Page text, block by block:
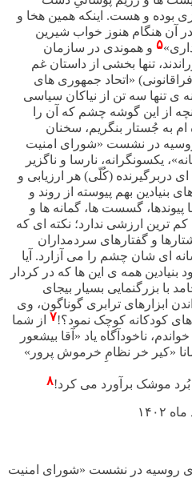
بوده و هست. اینکه همین هخا و
آن هنگام هنوز خواب شیرین
۵ و هموندی در سازمان
تنها بخشی از داستان غم
«اتحاد جمهوری های
ی تنها سه تن از نیاکان سیاسی
از این گوشه چشم که آن را
ام به جُستار بنگریم، سخنان
روسیه در نشست «شورای امنیت
یکسونگرانه، نارسا و ناگزیر
دربرگیرنده (کُلّی) هر ارزیابی و
بنیادین بهم پیوسته از روند و
پیوندها، گسست ها، گمانه ها و
کم ترین ارزشی ندارد؛ نکته ای که
و گفتارهای سردمداران
ای شان چشم را می آزارد. آیا
بنیادین همه ی این ها که در کردار
با بزرگنمایی بسیار بیجای
ابزارهای ترابری گوناگون، وی
کودکانه کوچک نمود؟!۷ از شما
ناخودآگاه یاد «آقا بیشعور
«کیر خر نظامِ خرموش پرور»
موشک برآورد می کرد!۸
۱۴۰۲
روسیه در نشست «شورای امنیت